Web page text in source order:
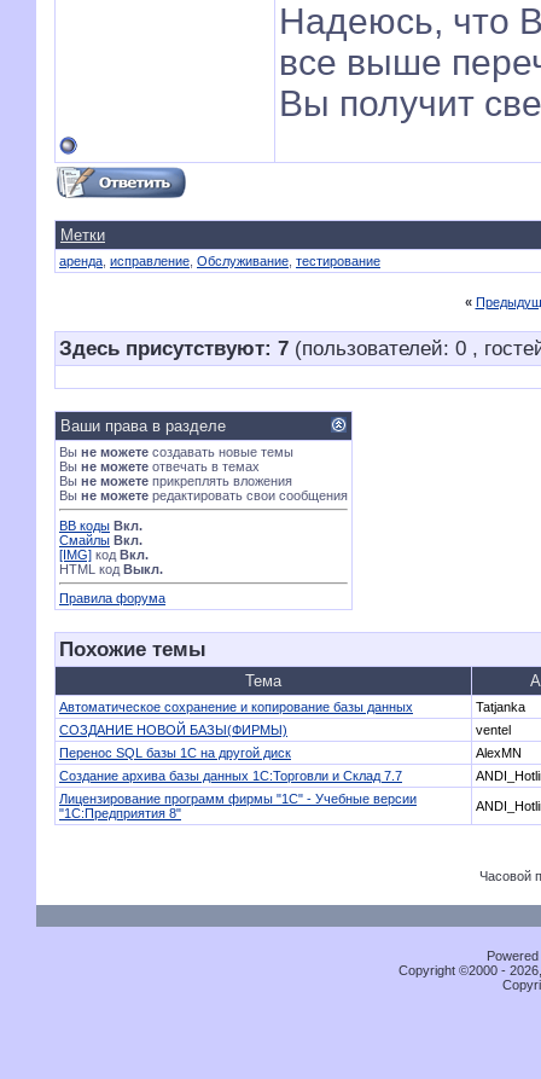
Надеюсь, что
все выше
Вы получит
Метки
аренда исправление Обслуживание тестирование
«
Здесь присутствуют: 7 (пользователей: 0 ,
Ваши права в разделе
Вы не можете создавать новые темы
Вы не можете отвечать в темах
Вы не можете прикреплять вложения
Вы не можете редактировать свои сообщения
BB коды Вкл.
Смайлы Вкл.
[IMG] код Вкл.
HTML код Выкл.
Правила форума
Похожие темы
Тема
Автоматическое сохранение и копирование базы данных
Tatjanka
СОЗДАНИЕ НОВОЙ БАЗЫ(ФИРМЫ)
ventel
Перенос SQL базы 1C на другой диск
AlexMN
Создание архива базы данных 1С:Торговли и Склад 7.7
Лицензирование программ фирмы "1С" - Учебные версии
"1С:Предприятия 8"
Часовой
Copyright ©2000 -